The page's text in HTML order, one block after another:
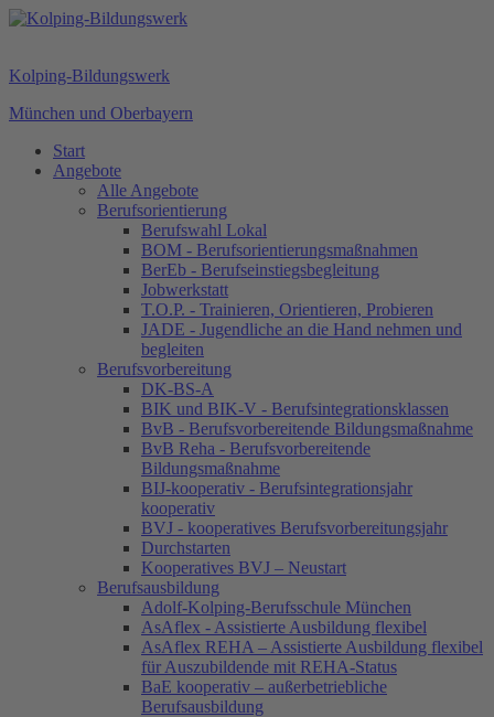
Kolping-Bildungswerk
München und Oberbayern
Start
Angebote
Alle Angebote
Berufsorientierung
Berufswahl Lokal
BOM - Berufsorientierungsmaßnahmen
BerEb - Berufseinstiegsbegleitung
Jobwerkstatt
T.O.P. - Trainieren, Orientieren, Probieren
JADE - Jugendliche an die Hand nehmen und
begleiten
Berufsvorbereitung
DK-BS-A
BIK und BIK-V - Berufsintegrationsklassen
BvB - Berufsvorbereitende Bildungsmaßnahme
BvB Reha - Berufsvorbereitende
Bildungsmaßnahme
BIJ-kooperativ - Berufsintegrationsjahr
kooperativ
BVJ - kooperatives Berufsvorbereitungsjahr
Durchstarten
Kooperatives BVJ – Neustart
Berufsausbildung
Adolf-Kolping-Berufsschule München
AsAflex - Assistierte Ausbildung flexibel
AsAflex REHA – Assistierte Ausbildung flexibel
für Auszubildende mit REHA-Status
BaE kooperativ – außerbetriebliche
Berufsausbildung